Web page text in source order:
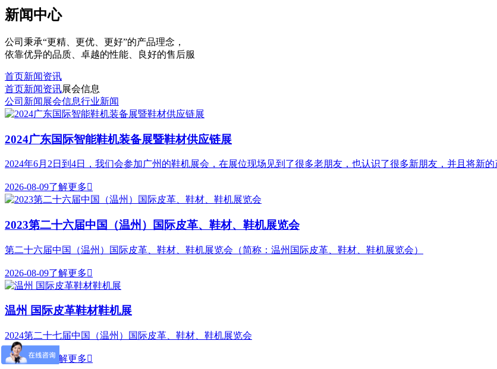
新闻中心
公司秉承“更精、更优、更好”的产品理念，
依靠优异的品质、卓越的性能、良好的售后服
首页新闻资讯
首页新闻资讯展会信息
公司新闻 展会信息行业新闻
2024广东国际智能鞋机装备展暨鞋材供应链展
2024年6月2日到4日，我们会参加广州的鞋机展会，在展位现场见到了很多老朋友，也认识了很多新朋友，并且将新
2026-08-09了解更多
2023第二十六届中国（温州）国际皮革、鞋材、鞋机展览会
第二十六届中国（温州）国际皮革、鞋材、鞋机展览会（简称：温州国际皮革、鞋材、鞋机展览会）
2026-08-09了解更多
温州 国际皮革鞋材鞋机展
2024第二十七届中国（温州）国际皮革、鞋材、鞋机展览会
2026-08-09了解更多